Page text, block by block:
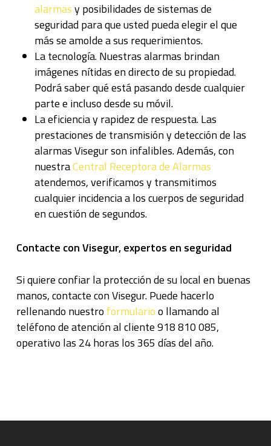
alarmasy posibilidades de sistemas de
seguridad para que usted pueda elegir el que
más se amolde a sus requerimientos.
La tecnología. Nuestras alarmas brindan
imágenes nítidas en directo de su propiedad.
Podrá saber qué está pasando desde cualquier
parte e incluso desde su móvil.
La eficiencia y rapidez de respuesta. Las
prestaciones de transmisión y detección de las
alarmas Visegur son infalibles. Además, con
nuestraCentral Receptora de Alarmas
atendemos, verificamos y transmitimos
cualquier incidencia a los cuerpos de seguridad
en cuestión de segundos.
Contacte con Visegur, expertos en seguridad
Si quiere confiar la protección de su local en buenas
manos, contacte con Visegur. Puede hacerlo
rellenando nuestro formularioo llamando al
teléfono de atención al cliente 918 810 085,
operativo las 24 horas los 365 días del año.